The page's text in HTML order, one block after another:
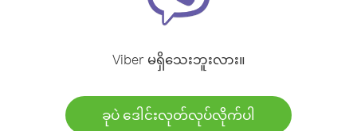
Viber မရှိသေးဘူးလား။
ခုပဲ ဒေါင်းလုတ်လုပ်လိုက်ပါ